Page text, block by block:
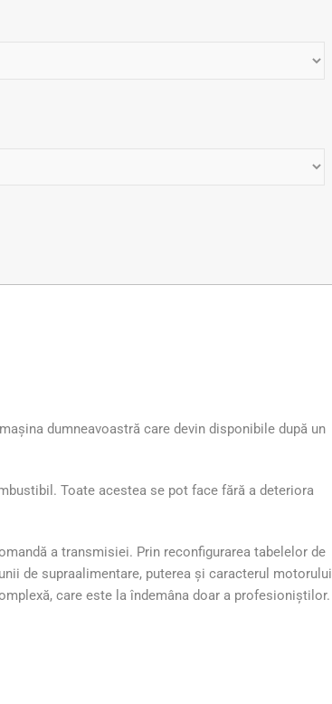
dumneavoastră care devin disponibile după un
Toate acestea se pot face fără a deteriora
a transmisiei. Prin reconfigurarea tabelelor de
de supraalimentare, puterea și caracterul motorului
care este la îndemâna doar a profesioniștilor.